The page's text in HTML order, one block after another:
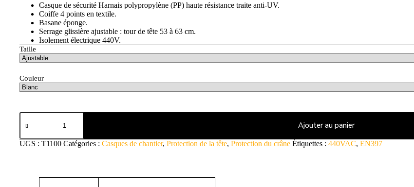
Casque de sécurité Harnais polypropylène (PP) haute résistance traite anti-UV.
Coiffe 4 points en textile.
Basane éponge.
Serrage glissière ajustable : tour de tête 53 à 63 cm.
Isolement électrique 440V.
Taille
Couleur
Ajouter au panier
UGS : T1100 Catégories : Casques de chantier, Protection de la tête, Protection du crâne Étiquettes : 440VAC, EN397